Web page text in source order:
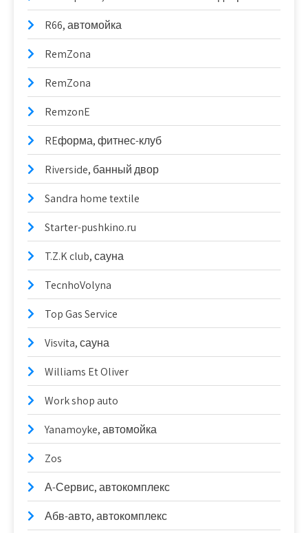
R66, автомойка
RemZona
RemZona
RemzonE
REформа, фитнес-клуб
Riverside, банный двор
Sandra home textile
Starter-pushkino.ru
T.Z.K club, сауна
TecnhoVolyna
Top Gas Service
Visvita, сауна
Williams Et Oliver
Work shop auto
Yanamoyke, автомойка
Zos
А-Сервис, автокомплекс
Абв-авто, автокомплекс